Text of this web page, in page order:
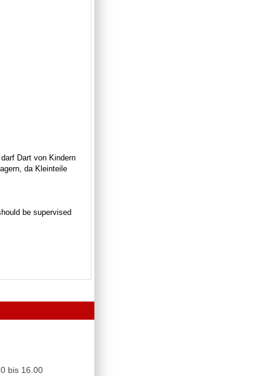
Dart von Kindern
da Kleinteile
be supervised
bis 16.00